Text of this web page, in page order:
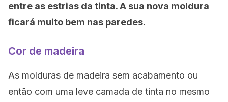
entre as estrias da tinta. A sua nova moldura
ficará muito bem nas paredes.
Cor de madeira
As molduras de madeira sem acabamento ou
então com uma leve camada de tinta no mesmo